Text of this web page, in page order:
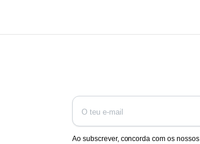
Ao subscrever, concorda com os nossos